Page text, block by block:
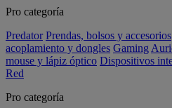
Pro categoría
Predator Prendas, bolsos y accesorios
acoplamiento y dongles Gaming
mouse y lápiz óptico Dispositivos
Red
Pro categoría